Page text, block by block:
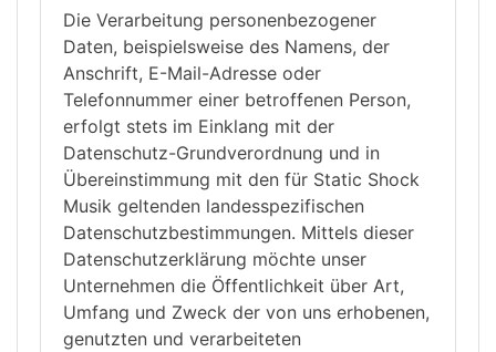
Die Verarbeitung personenbezogener
Daten, beispielsweise des Namens, der
Anschrift, E-Mail-Adresse oder
Telefonnummer einer betroffenen Person,
erfolgt stets im Einklang mit der
Datenschutz-Grundverordnung und in
Übereinstimmung mit den für Static Shock
Musik geltenden landesspezifischen
Datenschutzbestimmungen. Mittels dieser
Datenschutzerklärung möchte unser
Unternehmen die Öffentlichkeit über Art,
Umfang und Zweck der von uns erhobenen,
genutzten und verarbeiteten